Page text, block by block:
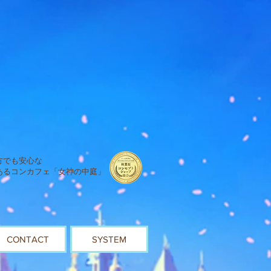
でも安心な
コンカフェ「女神の中庭」
CONTACT SYSTEM